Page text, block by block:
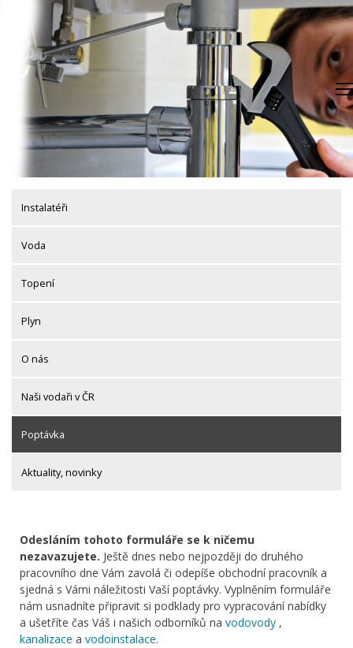
content
Instalatéři
Voda
Topení
Plyn
O nás
Naši vodaři v ČR
Poptávka
Aktuality, novinky
Odesláním tohoto formuláře se k ničemu
nezavazujete. Ještě dnes nebo nejpozději do druhého
pracovního dne Vám zavolá či odepíše obchodní pracovník a
sjedná s Vámi náležitosti Vaší poptávky. Vyplněním formuláře
nám usnadníte připravit si podklady pro vypracování nabídky
a ušetříte čas Váš i našich odborníků na vodovody ,
kanalizace a vodoinstalace.